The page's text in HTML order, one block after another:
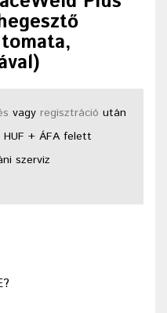
vagy regisztráció után
+ ÁFA felett
szerviz